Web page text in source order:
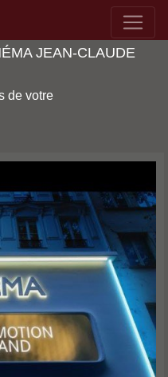
JEAN-CLAUDE
de votre